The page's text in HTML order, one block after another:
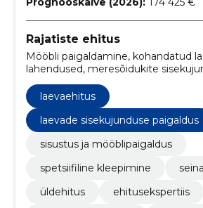
Rajatiste ehitus
Mööbli paigaldamine, kohandatud
lahendused, meresõidukite
kohandamine, spetsialiseeritud
konstruktsioon, seinte kleepimine,
sisustuse paigaldamine,
seinaviimistlus
laevaehitus
laevade sisekujunduse paigaldus
sisustus ja mööblipaigaldus
spetsiifiline kleepimine
üldehitus
ehitusekspertiis